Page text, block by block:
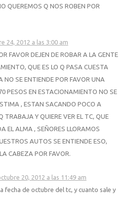
QUEREMOS Q NOS ROBEN POR
24, 2012 a las 3:00 am
FAVOR DEJEN DE ROBAR A LA GENTE
QUE ES LO Q PASA CUESTA
NO SE ENTIENDE POR FAVOR UNA
PESOS EN ESTACIONAMIENTO NO SE
, ESTAN SACANDO POCO A
TRABAJA Y QUIERE VER EL TC, QUE
EL ALMA , SEÑORES LLORAMOS
AUTOS SE ENTIENDE ESO,
CABEZA POR FAVOR.
20, 2012 a las 11:49 am
fecha de octubre del tc, y cuanto sale y